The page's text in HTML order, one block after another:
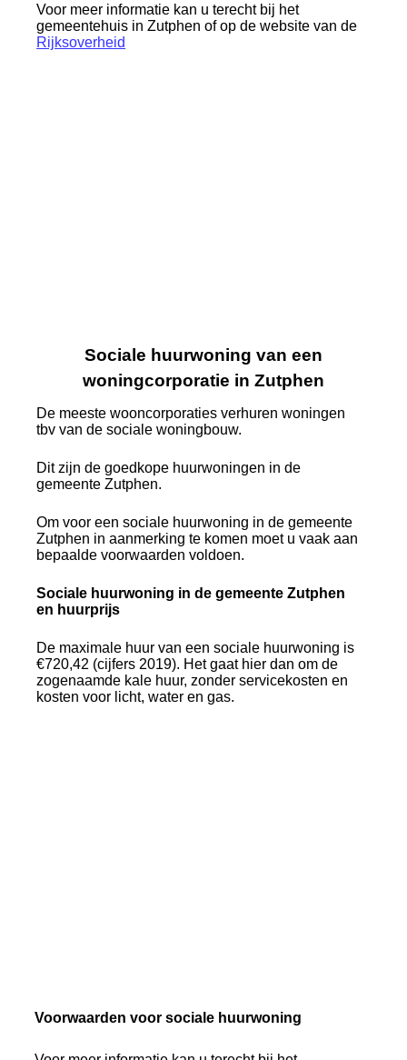
Voor meer informatie kan u terecht bij het
gemeentehuis in Zutphen of op de website van de
Rijksoverheid
Sociale huurwoning van een
woningcorporatie in Zutphen
De meeste wooncorporaties verhuren woningen
tbv van de sociale woningbouw.
Dit zijn de goedkope huurwoningen in de
gemeente Zutphen.
Om voor een sociale huurwoning in de gemeente
Zutphen in aanmerking te komen moet u vaak aan
bepaalde voorwaarden voldoen.
Sociale huurwoning in de gemeente Zutphen
en huurprijs
De maximale huur van een sociale huurwoning is
€720,42 (cijfers 2019). Het gaat hier dan om de
zogenaamde kale huur, zonder servicekosten en
kosten voor licht, water en gas.
Voorwaarden voor sociale huurwoning